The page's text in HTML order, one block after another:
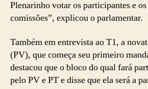
Plenarinho votar os participantes e
comissões”, explicou o parlamentar.
Também em entrevista ao T1, a
(PV), que começa seu primeiro
destacou que o bloco do qual fará
pelo PV e PT e disse que ela será a